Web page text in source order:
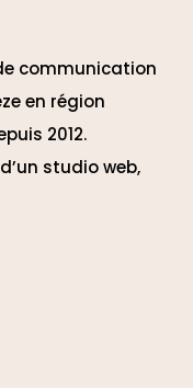
communication
en région
2012.
studio web,